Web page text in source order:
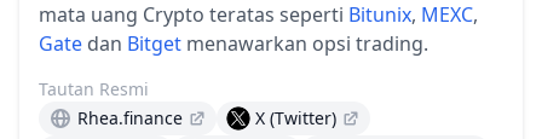
mata uang Crypto teratas seperti Bitunix, MEXC,
Gate dan Bitget menawarkan opsi trading.
Tautan Resmi
Rhea.finance
X (Twitter)